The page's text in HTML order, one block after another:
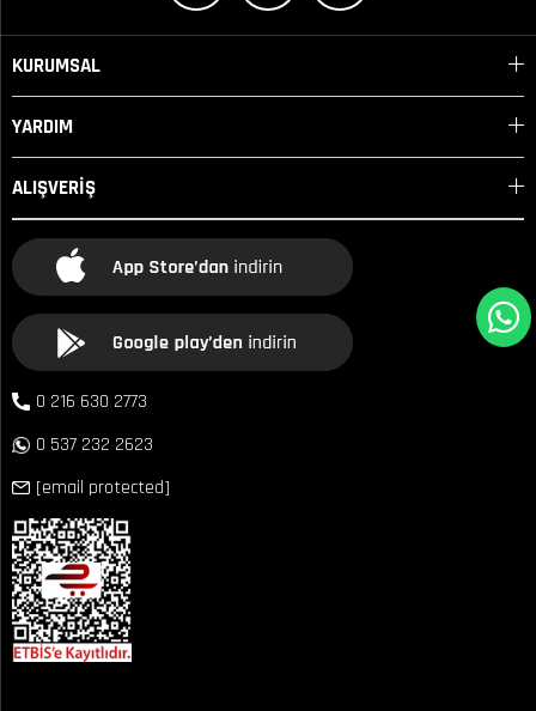
KURUMSAL
YARDIM
ALIŞVERİŞ
0 216 630 2773
0 537 232 2623
[email protected]